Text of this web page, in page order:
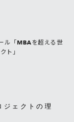
ル「MBAを超える世
ト」
ジェクトの理